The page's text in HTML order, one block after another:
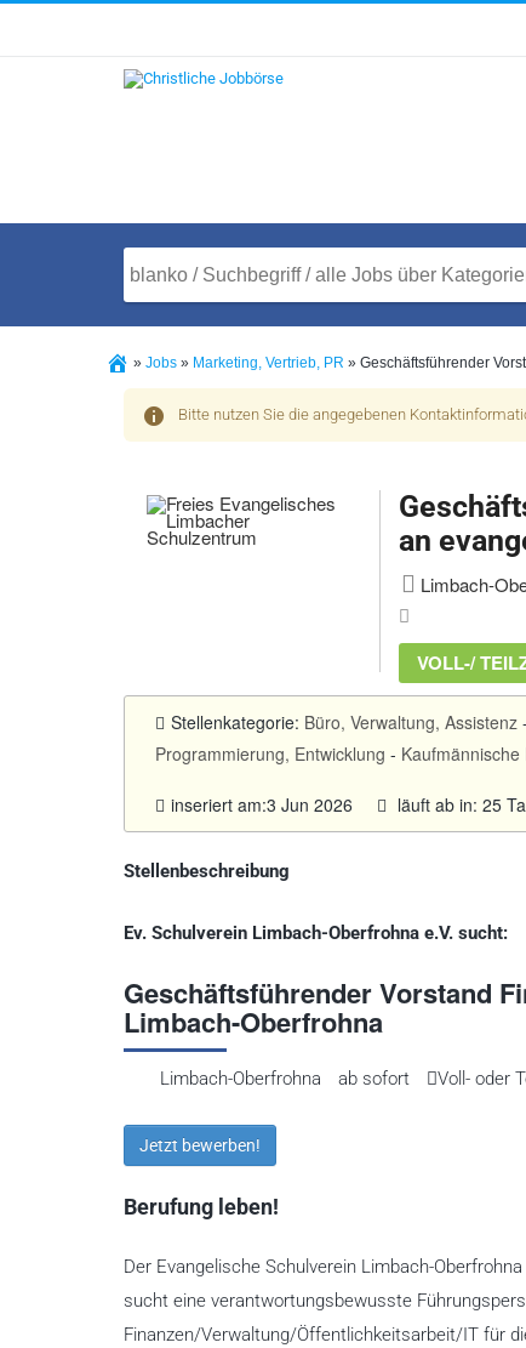
» Jobs » Marketing, Vertrieb, PR » Geschäftsführender
Bitte nutzen Sie die angegebenen
an
Limbach-
VOLL-/
Stellenkategorie: Büro, Verwaltung, Assistenz -
Programmierung, Entwicklung - Kaufmännische
inseriert am:3 Jun 2026 läuft ab in: 25
Stellenbeschreibung
Ev. Schulverein Limbach-Oberfrohna e.V. sucht:
Geschäftsführender Vorstand
Limbach-Oberfrohna
Limbach-Oberfrohna ab sofort Voll- oder
Jetzt bewerben!
Berufung leben!
Der Evangelische Schulverein Limbach-
sucht eine verantwortungsbewusste
Finanzen/Verwaltung/Öffentlichkeitsarbeit/IT für